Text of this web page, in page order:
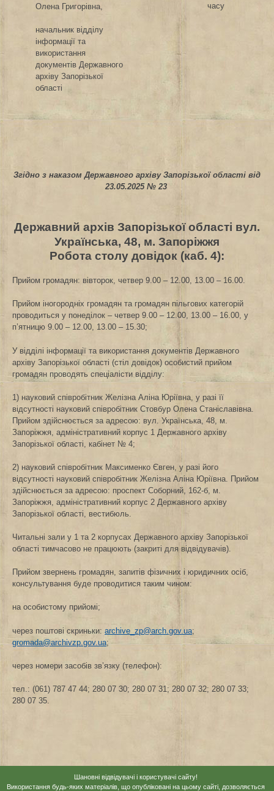
Олена Григорівна,
начальник відділу
інформації та
використання
документів Державного
архіву Запорізької
області
часу
Згідно з наказом Державного архіву Запорізької області від
23.05.2025 № 23
Державний архів Запорізької області вул.
Українська, 48, м. Запоріжжя
Робота столу довідок (каб. 4):
Прийом громадян: вівторок, четвер 9.00 – 12.00, 13.00 – 16.00.
Прийом іногородніх громадян та громадян пільгових категорій
проводиться у понеділок – четвер 9.00 – 12.00, 13.00 – 16.00, у
п’ятницю 9.00 – 12.00, 13.00 – 15.30;
У відділі інформації та використання документів Державного
архіву Запорізької області (стіл довідок) особистий прийом
громадян проводять спеціалісти відділу:
1) науковий співробітник Желізна Аліна Юріївна, у разі її
відсутності науковий співробітник Стовбур Олена Станіславівна.
Прийом здійснюється за адресою: вул. Українська, 48, м.
Запоріжжя, адміністративний корпус 1 Державного архіву
Запорізької області, кабінет № 4;
2) науковий співробітник Максименко Євген, у разі його
відсутності науковий співробітник Желізна Аліна Юріївна. Прийом
здійснюється за адресою: проспект Соборний, 162-б, м.
Запоріжжя, адміністративний корпус 2 Державного архіву
Запорізької області, вестибюль.
Читальні зали у 1 та 2 корпусах Державного архіву Запорізької
області тимчасово не працюють (закриті для відвідувачів).
Прийом звернень громадян, запитів фізичних і юридичних осіб,
консультування буде проводитися таким чином:
на особистому прийомі;
через поштові скриньки: archive_zp@arch.gov.ua;
gromada@archivzp.gov.ua;
через номери засобів зв’язку (телефон):
тел.: (061) 787 47 44; 280 07 30; 280 07 31; 280 07 32; 280 07 33;
280 07 35.
Шановні відвідувачі і користувачі сайту!
Використання будь-яких матеріалів, що опубліковані на цьому сайті, дозволяється